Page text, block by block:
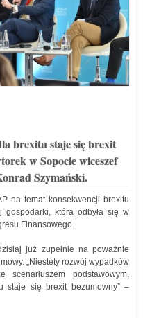
brexitu staje się brexit
w Sopocie wiceszef
Szymański.
na temat konsekwencji brexitu
która odbyła się w
Finansowego.
już zupełnie na poważnie
„Niestety rozwój wypadków
podstawowym,
staje się brexit bezumowny” –